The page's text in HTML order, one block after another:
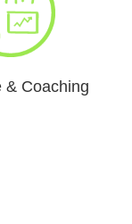
& Coaching